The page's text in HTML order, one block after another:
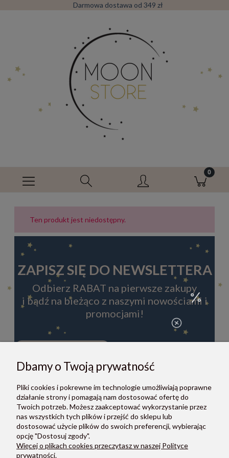
Darmowa dostawa od 349 zł
Ten produkt jest niedostępny.
ZAPISZ SIĘ DO NEWSLETTERA
Odbierz RABAT na pierwsze zakupy
i bądź na bieżąco z naszymi nowościami i
promocjami!
ZAPISZ SIĘ
Zapisując się do newslettera, akceptujesz Regulamin i Politykę
prywatności.
O NAS
Dbamy o Twoją prywatność
Pliki cookies i pokrewne im technologie umożliwiają poprawne
działanie strony i pomagają nam dostosować ofertę do
Twoich potrzeb. Możesz zaakceptować wykorzystanie przez
nas wszystkich tych plików i przejść do sklepu lub
dostosować użycie plików do swoich preferencji, wybierając
opcję "Dostosuj zgody".
Więcej o plikach cookies przeczytasz w naszej Polityce
prywatności.